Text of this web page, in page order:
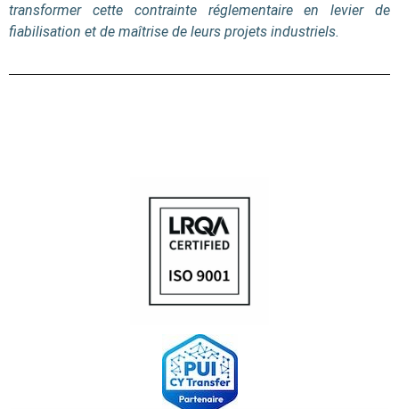
transformer cette contrainte réglementaire en levier de
fiabilisation et de maîtrise de leurs projets industriels.